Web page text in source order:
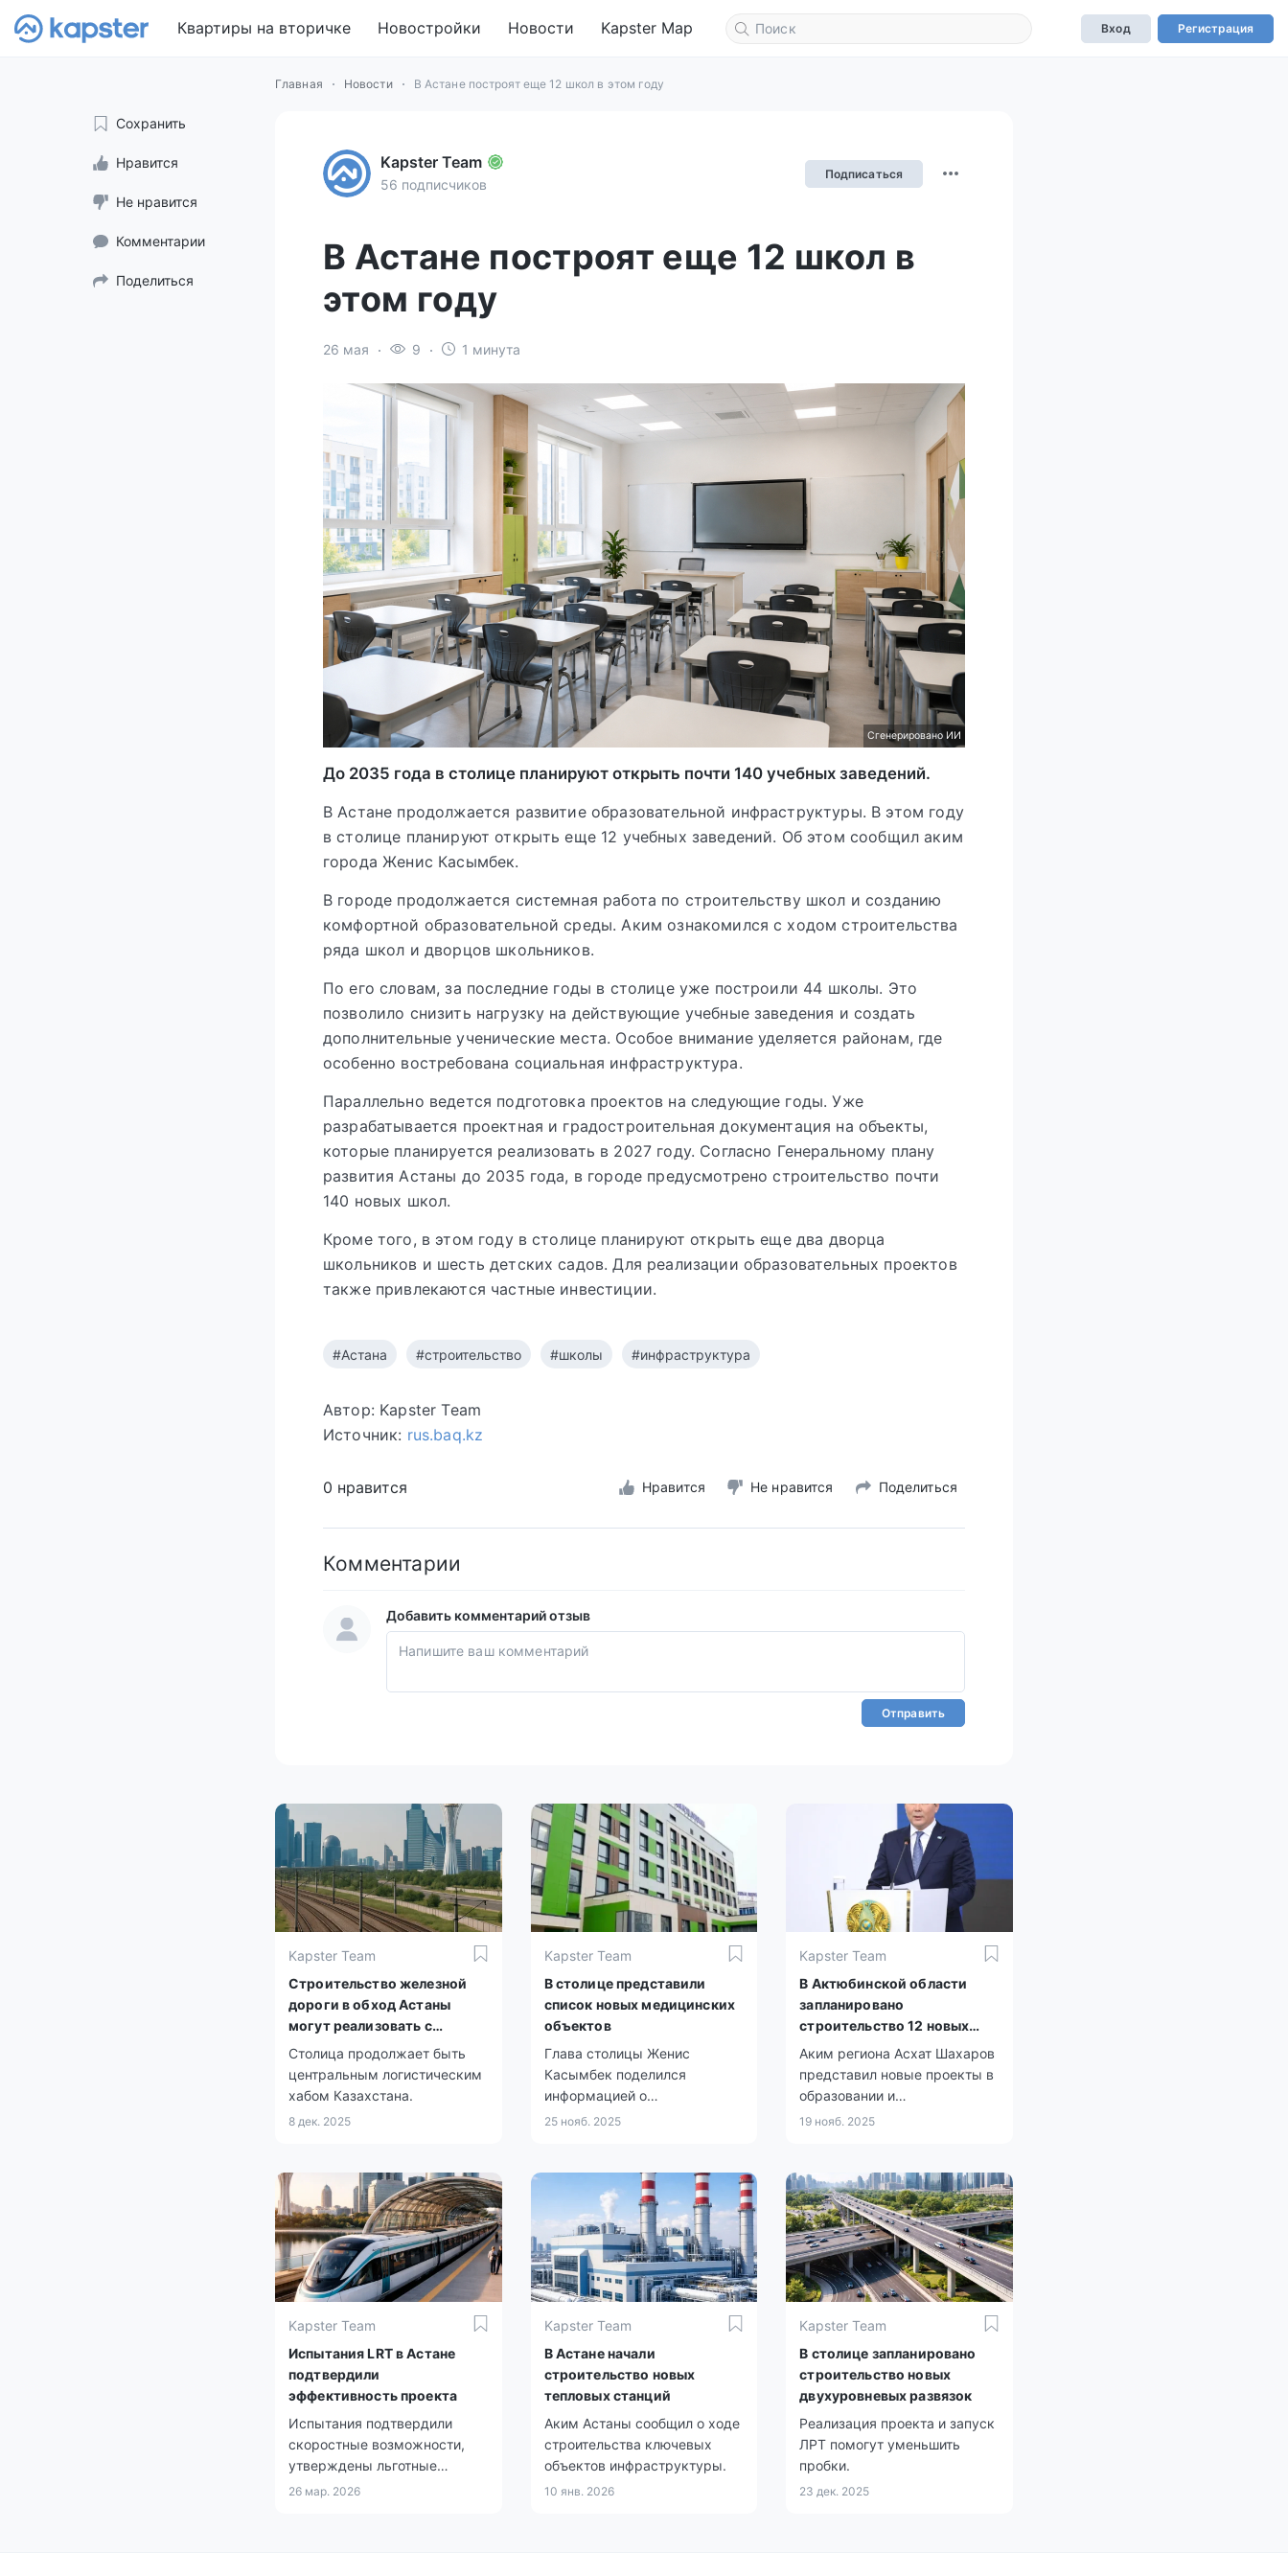
Квартиры на вторичке Новостройки Новости Kapster Map Вход Регистрация
Главная Новости В Астане построят еще 12 школ в этом году
Сохранить
Нравится
Не нравится
Комментарии
Поделиться
Kapster Team
56 подписчиков
Подписаться
В Астане построят еще 12 школ в
этом году
26 мая 9 1 минута
Сгенерировано ИИ
До 2035 года в столице планируют открыть почти 140 учебных заведений.
В Астане продолжается развитие образовательной инфраструктуры. В этом году
в столице планируют открыть еще 12 учебных заведений. Об этом сообщил аким
города Женис Касымбек.
В городе продолжается системная работа по строительству школ и созданию
комфортной образовательной среды. Аким ознакомился с ходом строительства
ряда школ и дворцов школьников.
По его словам, за последние годы в столице уже построили 44 школы. Это
позволило снизить нагрузку на действующие учебные заведения и создать
дополнительные ученические места. Особое внимание уделяется районам, где
особенно востребована социальная инфраструктура.
Параллельно ведется подготовка проектов на следующие годы. Уже
разрабатывается проектная и градостроительная документация на объекты,
которые планируется реализовать в 2027 году. Согласно Генеральному плану
развития Астаны до 2035 года, в городе предусмотрено строительство почти
140 новых школ.
Кроме того, в этом году в столице планируют открыть еще два дворца
школьников и шесть детских садов. Для реализации образовательных проектов
также привлекаются частные инвестиции.
#Астана #строительство #школы #инфраструктура
Автор: Kapster Team
Источник: rus.baq.kz
0 нравится Нравится Не нравится Поделиться
Комментарии
Добавить комментарий отзыв
Отправить
Kapster Team
Строительство железной
дороги в обход Астаны
могут реализовать с
участием бизнеса
Столица продолжает быть
центральным логистическим
хабом Казахстана.
8 дек. 2025
Kapster Team
В столице представили
список новых медицинских
объектов
Глава столицы Женис
Касымбек поделился
информацией о
строительстве медицинских
25 нояб. 2025
Kapster Team
В Актюбинской области
запланировано
строительство 12 новых
школ
Аким региона Асхат Шахаров
представил новые проекты в
образовании и
здравоохранении.
19 нояб. 2025
Kapster Team
Испытания LRT в Астане
подтвердили
эффективность проекта
Испытания подтвердили
скоростные возможности,
утверждены льготные
условия.
26 мар. 2026
Kapster Team
В Астане начали
строительство новых
тепловых станций
Аким Астаны сообщил о ходе
строительства ключевых
объектов инфраструктуры.
10 янв. 2026
Kapster Team
В столице запланировано
строительство новых
двухуровневых развязок
Реализация проекта и запуск
ЛРТ помогут уменьшить
пробки.
23 дек. 2025